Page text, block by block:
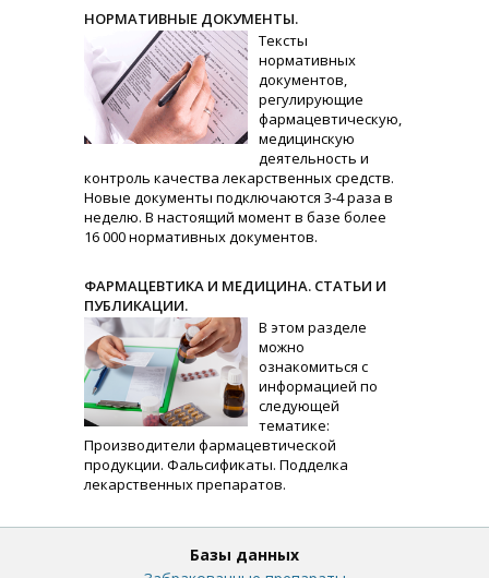
НОРМАТИВНЫЕ ДОКУМЕНТЫ.
Тексты
нормативных
документов,
регулирующие
фармацевтическую,
медицинскую
деятельность и
контроль качества лекарственных средств.
Новые документы подключаются 3-4 раза в
неделю. В настоящий момент в базе более
16 000 нормативных документов.
ФАРМАЦЕВТИКА И МЕДИЦИНА. СТАТЬИ И
ПУБЛИКАЦИИ.
В этом разделе
можно
ознакомиться с
информацией по
следующей
тематике:
Производители фармацевтической
продукции. Фальсификаты. Подделка
лекарственных препаратов.
Базы данных